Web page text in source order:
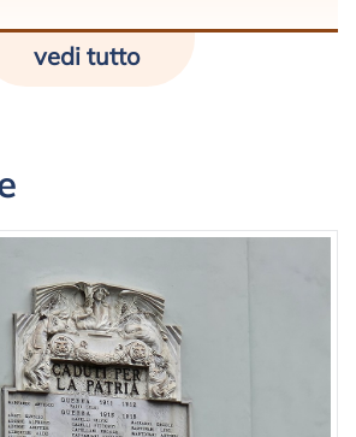
vedi tutto